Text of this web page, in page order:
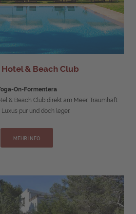
Hotel & Beach Club
On-Formentera
& Beach Club direkt am Meer. Traumhaft
Luxus pur und doch leger.
MEHR INFO